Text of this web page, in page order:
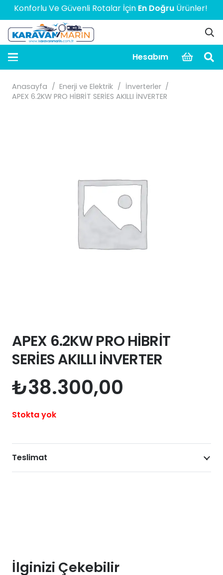
Ve Güvenli Rotalar İçin En DoğruÜrünler! > > > >
Hesabım
Anasayfa / Enerji ve Elektrik / İnverterler /
APEX 6.2KW PRO HİBRİT SERİES AKILLI İNVERTER
APEX 6.2KW PRO HİBRİT
SERİES AKILLI İNVERTER
₺38.300,00
Stokta yok
Teslimat
İlginizi Çekebilir